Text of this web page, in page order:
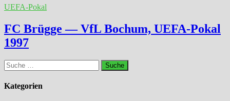
UEFA-Pokal
FC Brügge — VfL Bochum, UEFA-Pokal
1997
Suche
nach:
Kategorien